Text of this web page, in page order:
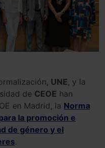
UNE, y la
de CEOE han
en Madrid, la Norma
la promoción e
de género y el
.